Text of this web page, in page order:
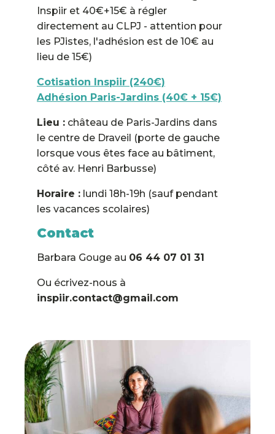
Inspiir et 40€+15€ à régler
directement au CLPJ - attention pour
les PJistes, l'adhésion est de 10€ au
lieu de 15€)
Cotisation Inspiir (240€)
Adhésion Paris-Jardins (40€ + 15€)
Lieu : château de Paris-Jardins dans
le centre de Draveil (porte de gauche
lorsque vous êtes face au bâtiment,
côté av. Henri Barbusse)
Horaire : lundi 18h-19h (sauf pendant
les vacances scolaires)
Contact
Barbara Gouge au 06 44 07 01 31
Ou écrivez-nous à
inspiir.contact@gmail.com